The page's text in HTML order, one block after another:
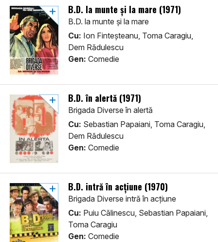
B.D. la munte și la mare (1971)
B.D. la munte și la mare
Cu: Ion Finteșteanu, Toma Caragiu,
Dem Rădulescu
Gen: Comedie
B.D. în alertă (1971)
Brigada Diverse în alertă
Cu: Sebastian Papaiani, Toma Caragiu,
Dem Rădulescu
Gen: Comedie
B.D. intră în acțiune (1970)
Brigada Diverse intră în acțiune
Cu: Puiu Călinescu, Sebastian Papaiani,
Toma Caragiu
Gen: Comedie